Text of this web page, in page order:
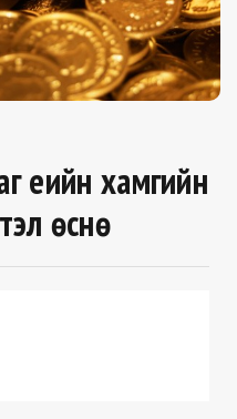
үеийн хамгийн
өснө